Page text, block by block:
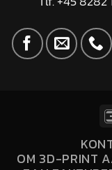
OM 3D-PRINT